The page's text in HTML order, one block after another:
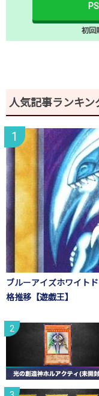
初回
人気記事ランキン
ブルーアイズホワイト
格推移【遊戯王】